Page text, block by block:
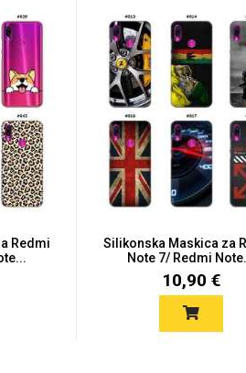
Redmi
Silikonska Maskica za
Note 7/ Redmi
10,90 €